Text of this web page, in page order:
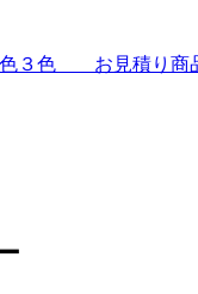
３色 お見積り商